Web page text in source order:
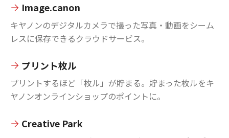
Image.canon
キヤノンのデジタルカメラで撮った写真・動画をシーム
レスに保存できるクラウドサービス。
プリント枚ル
プリントするほど「枚ル」が貯まる。貯まった枚ルをキ
ヤノンオンラインショップのポイントに。
Creative Park